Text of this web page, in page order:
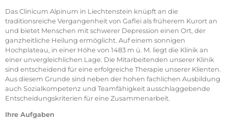
Das Clinicum Alpinum in Liechtenstein knüpft an die
traditionsreiche Vergangenheit von Gaflei als früherem Kurort an
und bietet Menschen mit schwerer Depression einen Ort, der
ganzheitliche Heilung ermöglicht. Auf einem sonnigen
Hochplateau, in einer Höhe von 1483 m ü. M. liegt die Klinik an
einer unvergleichlichen Lage. Die Mitarbeitenden unserer Klinik
sind entscheidend für eine erfolgreiche Therapie unserer Klienten.
Aus diesem Grunde sind neben der hohen fachlichen Ausbildung
auch Sozialkompetenz und Teamfähigkeit ausschlaggebende
Entscheidungskriterien für eine Zusammenarbeit.
Ihre Aufgaben